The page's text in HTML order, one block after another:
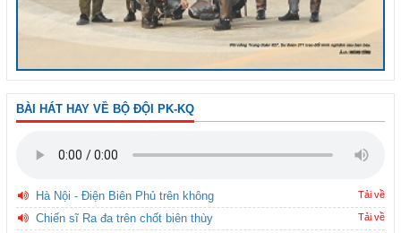
BÀI HÁT HAY VỀ BỘ ĐỘI PK-KQ
Hà Nội - Điện Biên Phủ trên không Tải về
Chiến sĩ Ra đa trên chốt biên thùy Tải về